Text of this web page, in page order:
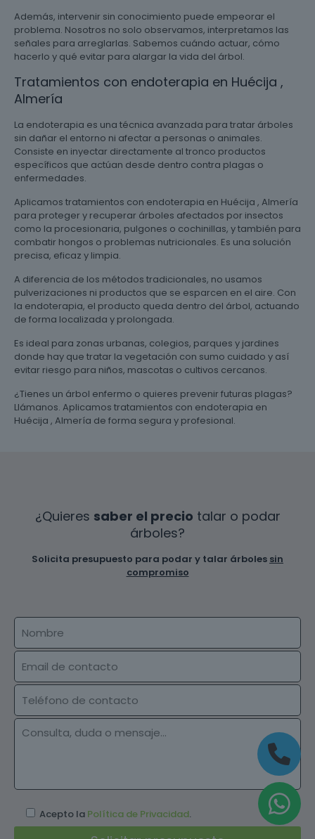
Además, intervenir sin conocimiento puede empeorar el
problema. Nosotros no solo observamos, interpretamos las
señales para arreglarlas. Sabemos cuándo actuar, cómo
hacerlo y qué evitar para alargar la vida del árbol.
Tratamientos con endoterapia en Huécija ,
Almería
La endoterapia es una técnica avanzada para tratar árboles
sin dañar el entorno ni afectar a personas o animales.
Consiste en inyectar directamente al tronco productos
específicos que actúan desde dentro contra plagas o
enfermedades.
Aplicamos tratamientos con endoterapia en Huécija , Almería
para proteger y recuperar árboles afectados por insectos
como la procesionaria, pulgones o cochinillas, y también para
combatir hongos o problemas nutricionales. Es una solución
precisa, eficaz y limpia.
A diferencia de los métodos tradicionales, no usamos
pulverizaciones ni productos que se esparcen en el aire. Con
la endoterapia, el producto queda dentro del árbol, actuando
de forma localizada y prolongada.
Es ideal para zonas urbanas, colegios, parques y jardines
donde hay que tratar la vegetación con sumo cuidado y así
evitar riesgo para niños, mascotas o cultivos cercanos.
¿Tienes un árbol enfermo o quieres prevenir futuras plagas?
Llámanos. Aplicamos tratamientos con endoterapia en
Huécija , Almería de forma segura y profesional.
¿Quieres saber el precio talar o podar
árboles?
Solicita presupuesto para podar y talar árboles sin
compromiso
Acepto la Política de Privacidad.